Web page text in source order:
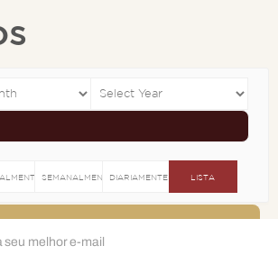
SEMANALMENTEDIARIAMENTE LISTA